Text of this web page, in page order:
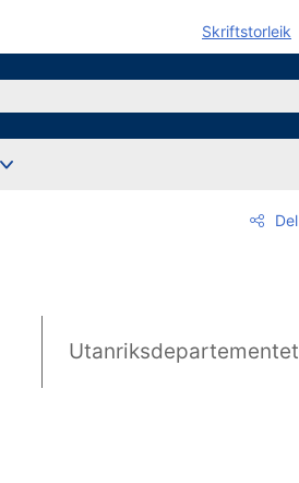
Skriftstorleik
Del
Utanriksdepartementet